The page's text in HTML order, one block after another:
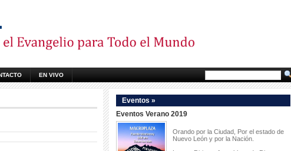
EN VIVO
Eventos »
Eventos Verano 2019
Orando por la Ciudad, Por el estado de
Nuevo León y por la Nación.